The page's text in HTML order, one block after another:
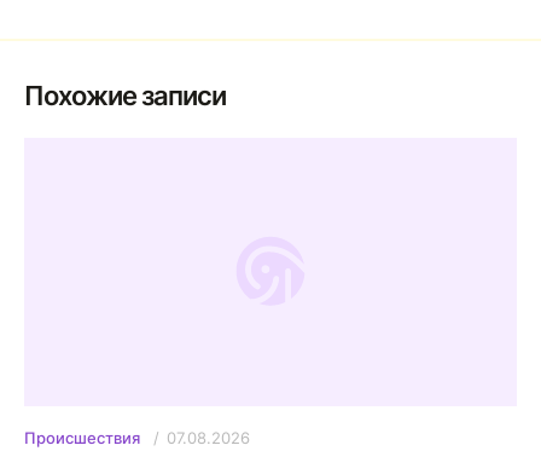
Похожие записи
Происшествия 07.08.2026